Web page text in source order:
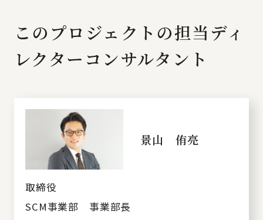
このプロジェクトの担当ディ
レクターコンサルタント
景山 侑亮
取締役
SCM事業部 事業部長